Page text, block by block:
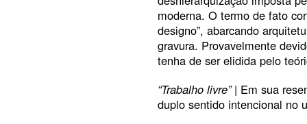
moderna. O termo de fato
designo”, abarcando
gravura. Provavelmente
tenha de ser elidida pelo
“Trabalho livre”| Em sua
duplo sentido intencional no